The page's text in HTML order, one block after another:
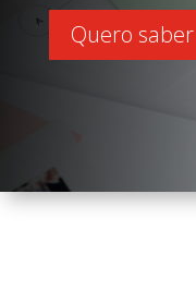
Quero